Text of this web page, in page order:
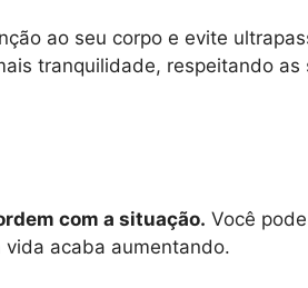
ao seu corpo e evite
tranquilidade, respeitando
com a situação. Você
acaba aumentando.